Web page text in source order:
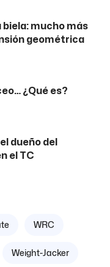
biela: mucho más
geométrica
¿Qué es?
dueño del
el TC
WRC
Weight-Jacker